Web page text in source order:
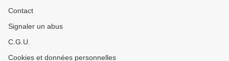
Contact
Signaler un abus
C.G.U.
Cookies et données personnelles